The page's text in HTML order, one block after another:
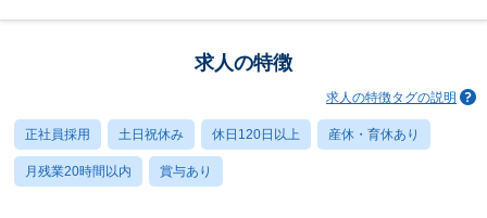
求人の特徴
求人の特徴タグの説明
正社員採用 土日祝休み 休日120日以上 産休・育休あり
月残業20時間以内 賞与あり